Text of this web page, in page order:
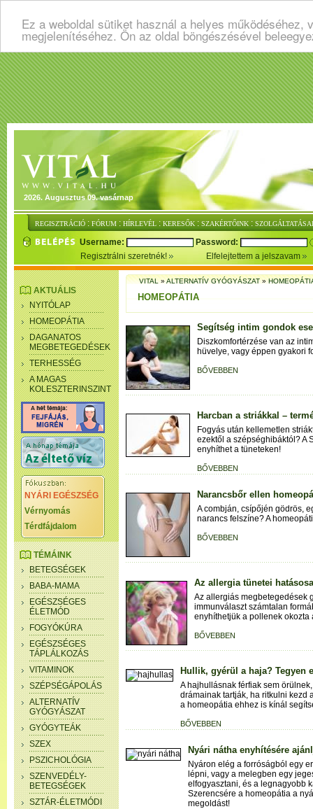
Ez a weboldal sütiket használ a helyes
megjelenítéséhez. Ön az oldal böngészésével
2026. Augusztus 09. vasárnap
REGISZTRÁCIÓ : FÓRUM : HÍRLEVÉL : KERESŐK : SZAKÉRTŐINK :
Username:
Password:
Regisztrálni szeretnék!
Elfelejtettem a jelszavam
AKTUÁLIS
NYITÓLAP
HOMEOPÁTIA
DAGANATOS
MEGBETEGEDÉSEK
TERHESSÉG
A MAGAS
KOLESZTERINSZINT
NYÁRI EGÉSZSÉG
Vérnyomás
Térdfájdalom
TÉMÁINK
BETEGSÉGEK
BABA-MAMA
EGÉSZSÉGES
ÉLETMÓD
FOGYÓKÚRA
EGÉSZSÉGES
TÁPLÁLKOZÁS
VITAMINOK
SZÉPSÉGÁPOLÁS
ALTERNATÍV
GYÓGYÁSZAT
GYÓGYTEÁK
SZEX
PSZICHOLÓGIA
SZENVEDÉLY-
BETEGSÉGEK
SZTÁR-ÉLETMÓDI
VITAL»ALTERNATÍV GYÓGYÁSZAT»
HOMEOPÁTIA
Segítség intim gondok
Diszkomfortérzése van az
hüvelye, vagy éppen gyakori
BŐVEBBEN
Harcban a striákkal –
Fogyás után kellemetlen
ezektől a szépséghibáktól? A
enyhíthet a tüneteken!
BŐVEBBEN
Narancsbőr ellen
A combján, csípőjén gödrös,
narancs felszíne? A
BŐVEBBEN
Az allergia tünetei
Az allergiás megbetegedések
immunválaszt számtalan
enyhíthetjük a pollenek okozta
BŐVEBBEN
Hullik, gyérül a haja? Tegyen
A hajhullásnak férfiak sem
drámainak tartják, ha ritkulni kezd
a homeopátia ehhez is kínál
BŐVEBBEN
Nyári nátha enyhítésére
Nyáron elég a forróságból egy
lépni, vagy a melegben egy
elfogyasztani, és a legnagyobb
Szerencsére a homeopátia a
megoldást!